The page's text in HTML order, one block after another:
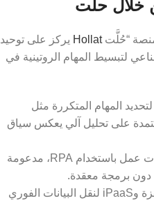
خلال حلت
منصة “حُلَّتHollat يركز على توحيد
لتبسيط المهام الروتينية في
المهام المتكررة مثل
معتمدة على تحليل آلي يعكس سياق
​تتيح حُلَّت سحبًا وإفلات لإنشاء تدفقات عمل باستخدام RPA، مدعومة
​تربط المنصة الأنظمة عبر APIs جاهزة وiPaaS لنقل البيانات الفوري